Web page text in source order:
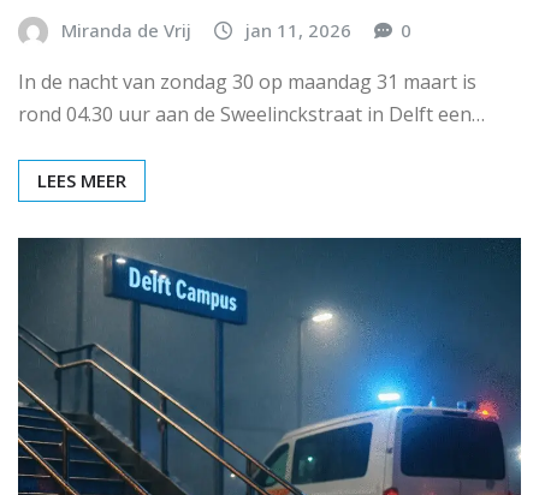
Miranda de Vrij jan 11, 2026 0
In de nacht van zondag 30 op maandag 31 maart is
rond 04.30 uur aan de Sweelinckstraat in Delft een…
LEES MEER